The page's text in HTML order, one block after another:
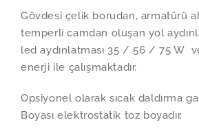
Gövdesi çelik borudan, armatürü
temperli camdan oluşan yol
led aydınlatması 35 / 56 / 75 W
enerji ile çalışmaktadır.
Opsiyonel olarak sıcak daldırma
Boyası elektrostatik toz boyadır.